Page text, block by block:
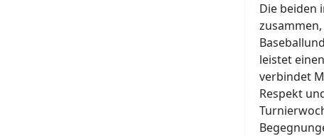
Die beiden
leistet
verbindet
Respekt